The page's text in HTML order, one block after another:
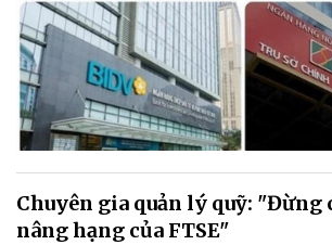
Chuyên gia quản lý quỹ:
nâng hạng của FTSE"